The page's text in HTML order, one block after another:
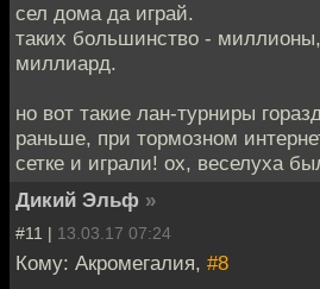
сел дома да играй.
таких большинство -
миллиард.
но вот такие лан-турниры
раньше, при тормозном
сетке и играли! ох, веселуха
Дикий Эльф »
#11 | 13.03.17 07:24
Кому: Акромегалия, #8